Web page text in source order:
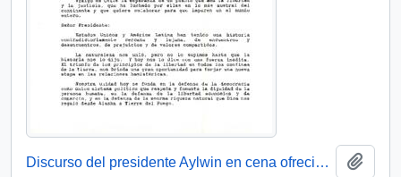
Discurso del presidente Aylwin en cena ofrecida por el presidente de Estados Unidos, D. George Bush